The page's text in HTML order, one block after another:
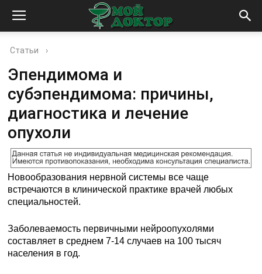
Статьи ›
Эпендимома и
субэпендимома: причины,
диагностика и лечение
опухоли
Новообразования нервной системы все чаще
встречаются в клинической практике врачей любых
специальностей.
Заболеваемость первичными нейроопухолями
составляет в среднем 7-14 случаев на 100 тысяч
населения в год.